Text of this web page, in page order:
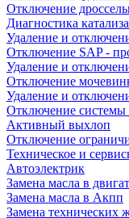
Отключение
Диагностика
Удаление и
Отключение SAP -
Удаление и
Отключение
Удаление и
Отключение системы
Активный выхлоп
Отключение
Техническое и
Автоэлектрик
Замена масла в
Замена масла в Акпп
Замена технических